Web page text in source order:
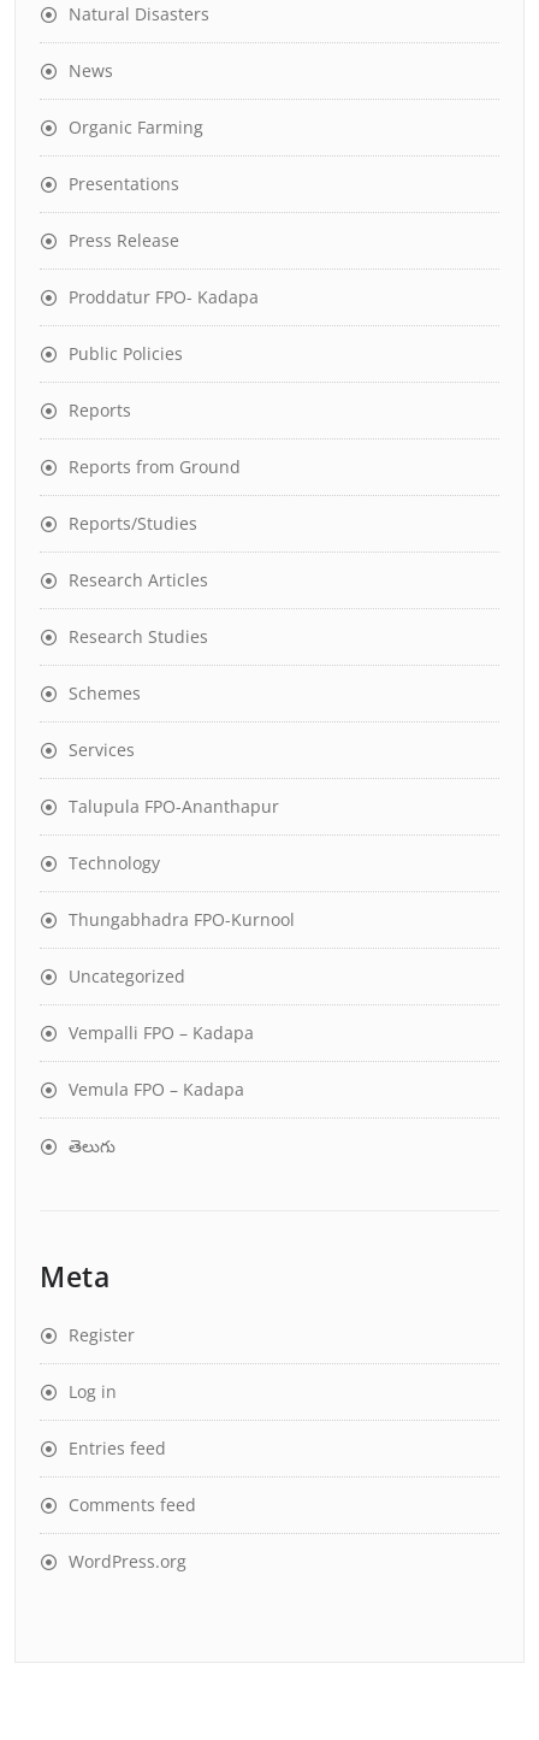
Natural Disasters
News
Organic Farming
Presentations
Press Release
Proddatur FPO- Kadapa
Public Policies
Reports
Reports from Ground
Reports/Studies
Research Articles
Research Studies
Schemes
Services
Talupula FPO-Ananthapur
Technology
Thungabhadra FPO-Kurnool
Uncategorized
Vempalli FPO – Kadapa
Vemula FPO – Kadapa
తెలుగు
Meta
Register
Log in
Entries feed
Comments feed
WordPress.org